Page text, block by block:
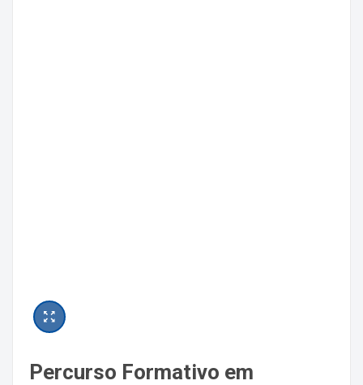
Percurso Formativo em